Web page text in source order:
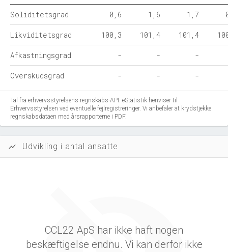
Soliditetsgrad 0,6 1,6 1,7
Likviditetsgrad 100,3 101,4 101,4
Afkastningsgrad - - -
Overskudsgrad - - -
Tal fra erhvervsstyrelsens regnskabs-API. eStatistik henviser til
Erhvervsstyrelsen ved eventuelle fejlregistreringer. Vi anbefaler at krydstjekke
regnskabsdataen med årsrapporterne i PDF.
show_chart Udvikling i antal ansatte
CCL22 ApS har ikke haft nogen
beskæftigelse endnu. Vi kan derfor ikke